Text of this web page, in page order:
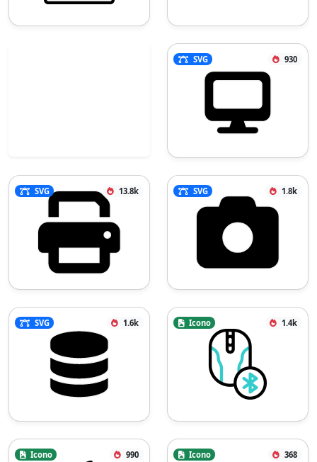
SVG 930
SVG 13.8k SVG 1.8k
SVG 1.6k Icono 1.4k
Icono 990 Icono 368